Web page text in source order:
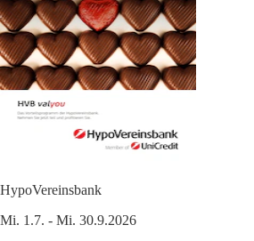
HypoVereinsbank
Mi. 1.7. - Mi. 30.9.2026